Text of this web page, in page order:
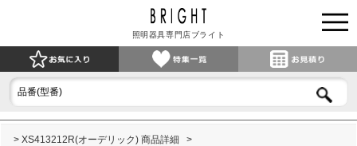
照明器具専門店ブライト
XS413212R(オーデリック) 商品詳細